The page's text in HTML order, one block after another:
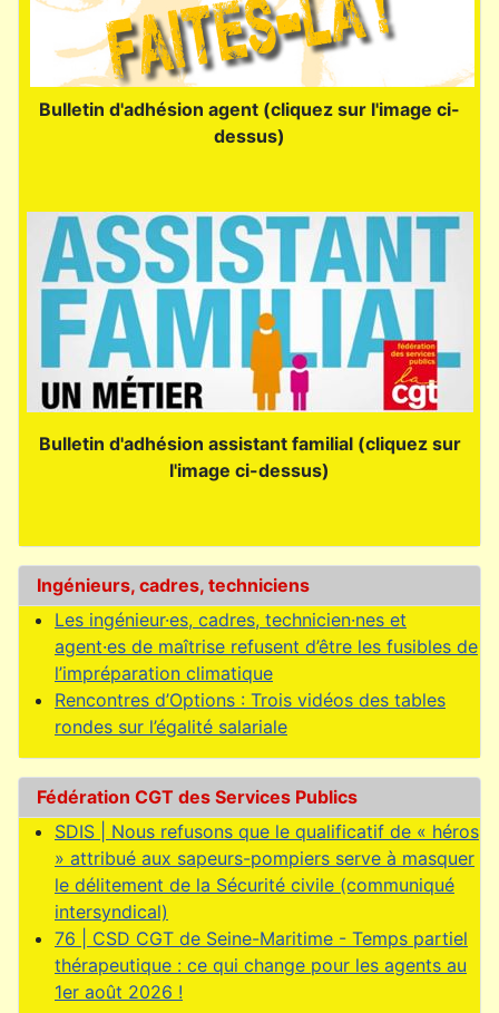
Bulletin d'adhésion agent (cliquez sur l'image ci-
dessus)
Bulletin d'adhésion assistant familial (cliquez sur
l'image ci-dessus)
Ingénieurs, cadres, techniciens
Les ingénieur·es, cadres, technicien·nes et
agent·es de maîtrise refusent d’être les fusibles de
l’impréparation climatique
Rencontres d’Options : Trois vidéos des tables
rondes sur l’égalité salariale
Fédération CGT des Services Publics
SDIS | Nous refusons que le qualificatif de « héros
» attribué aux sapeurs-pompiers serve à masquer
le délitement de la Sécurité civile (communiqué
intersyndical)
76 | CSD CGT de Seine-Maritime - Temps partiel
thérapeutique : ce qui change pour les agents au
1er août 2026 !